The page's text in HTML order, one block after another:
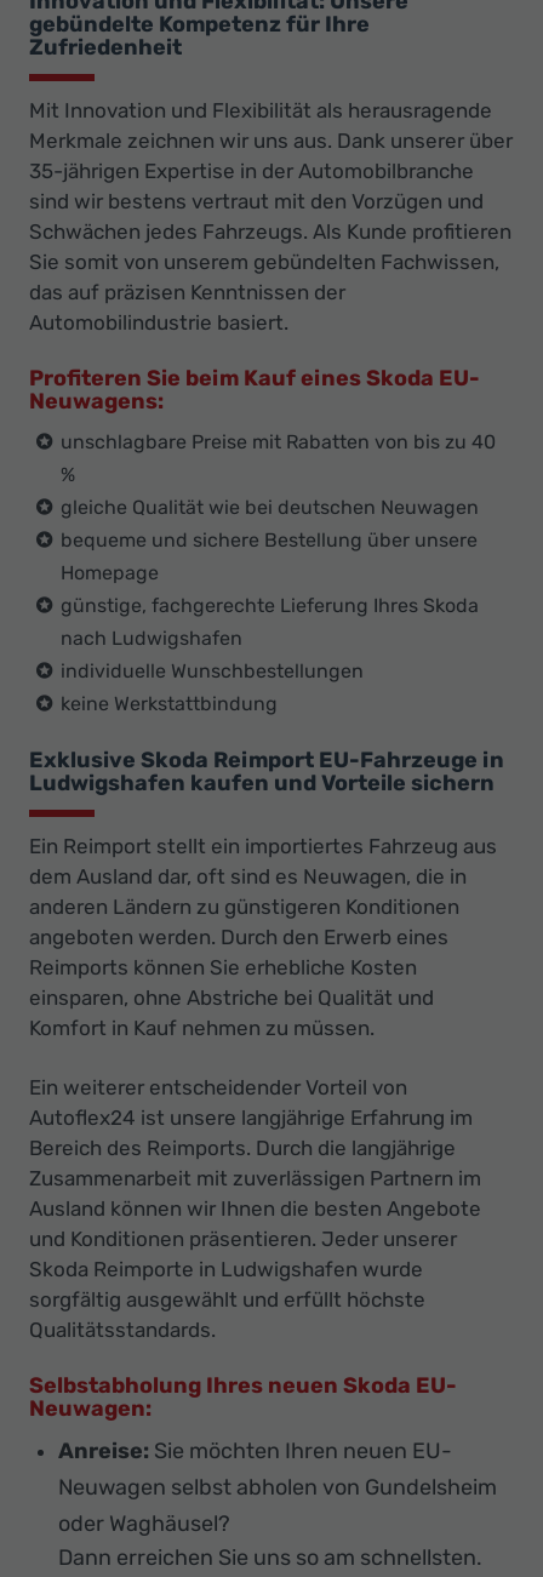
gebündelte Kompetenz für Ihre
Zufriedenheit
Mit Innovation und Flexibilität als herausragende
Merkmale zeichnen wir uns aus. Dank unserer über
35-jährigen Expertise in der Automobilbranche
sind wir bestens vertraut mit den Vorzügen und
Schwächen jedes Fahrzeugs. Als Kunde profitieren
Sie somit von unserem gebündelten Fachwissen,
das auf präzisen Kenntnissen der
Automobilindustrie basiert.
Profiteren Sie beim Kauf eines Skoda EU-
Neuwagens:
unschlagbare Preise mit Rabatten von bis zu 40
%
gleiche Qualität wie bei deutschen Neuwagen
bequeme und sichere Bestellung über unsere
Homepage
günstige, fachgerechte Lieferung Ihres Skoda
nach Ludwigshafen
individuelle Wunschbestellungen
keine Werkstattbindung
Exklusive Skoda Reimport EU-Fahrzeuge in
Ludwigshafen kaufen und Vorteile sichern
Ein Reimport stellt ein importiertes Fahrzeug aus
dem Ausland dar, oft sind es Neuwagen, die in
anderen Ländern zu günstigeren Konditionen
angeboten werden. Durch den Erwerb eines
Reimports können Sie erhebliche Kosten
einsparen, ohne Abstriche bei Qualität und
Komfort in Kauf nehmen zu müssen.
Ein weiterer entscheidender Vorteil von
Autoflex24 ist unsere langjährige Erfahrung im
Bereich des Reimports. Durch die langjährige
Zusammenarbeit mit zuverlässigen Partnern im
Ausland können wir Ihnen die besten Angebote
und Konditionen präsentieren. Jeder unserer
Skoda Reimporte in Ludwigshafen wurde
sorgfältig ausgewählt und erfüllt höchste
Qualitätsstandards.
Selbstabholung Ihres neuen Skoda EU-
Neuwagen:
Anreise: Sie möchten Ihren neuen EU-
Neuwagen selbst abholen von Gundelsheim
oder Waghäusel?
Dann erreichen Sie uns so am schnellsten.